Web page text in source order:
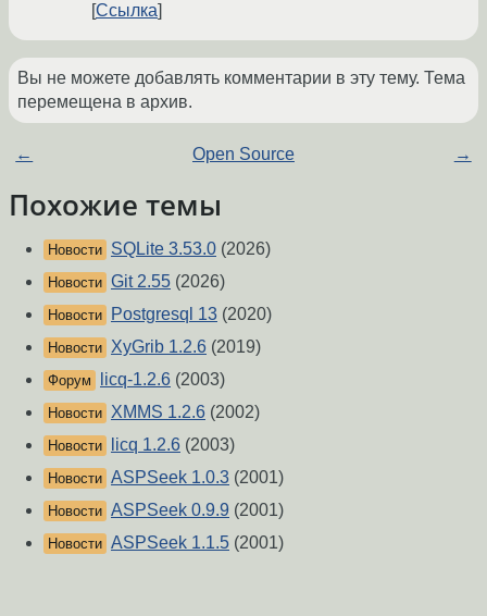
Ссылка
Вы не можете добавлять комментарии в эту тему. Тема
перемещена в архив.
← Open Source →
Похожие темы
Новости SQLite 3.53.0 (2026)
Новости Git 2.55 (2026)
Новости Postgresql 13 (2020)
Новости XyGrib 1.2.6 (2019)
Форум licq-1.2.6 (2003)
Новости XMMS 1.2.6 (2002)
Новости licq 1.2.6 (2003)
Новости ASPSeek 1.0.3 (2001)
Новости ASPSeek 0.9.9 (2001)
Новости ASPSeek 1.1.5 (2001)